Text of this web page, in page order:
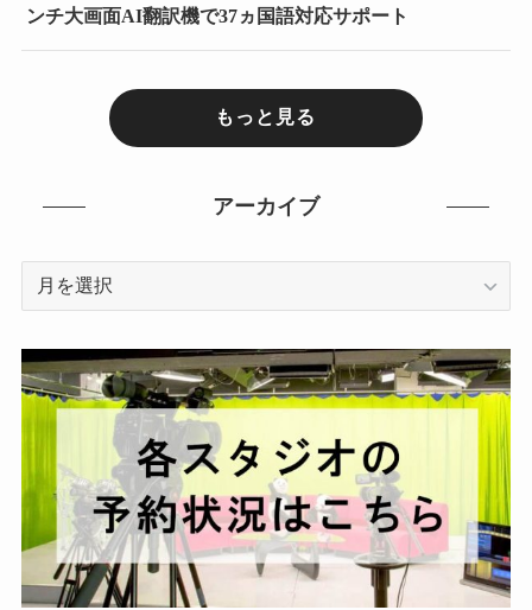
ンチ大画面AI翻訳機で37ヵ国語対応サポート
もっと見る
アーカイブ
イ
ブ